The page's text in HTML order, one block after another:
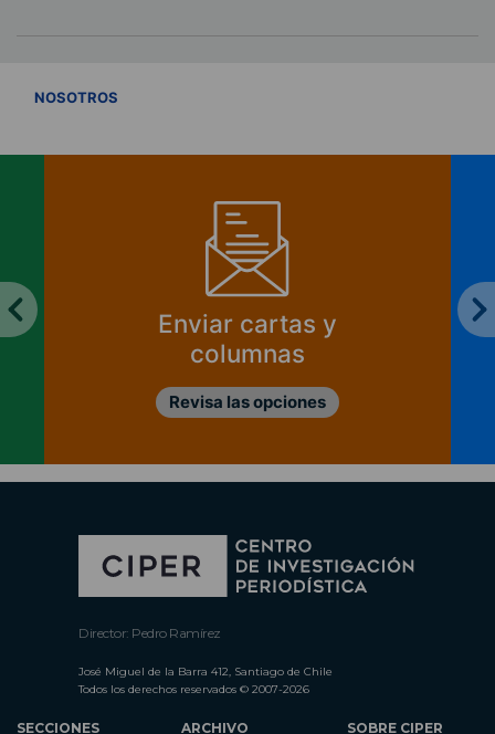
NOSOTROS
Enviar cartas y
columnas
Revisa las opciones
Director: Pedro Ramírez
José Miguel de la Barra 412, Santiago de Chile
Todos los derechos reservados © 2007-2026
SECCIONES ARCHIVO SOBRE CIPER